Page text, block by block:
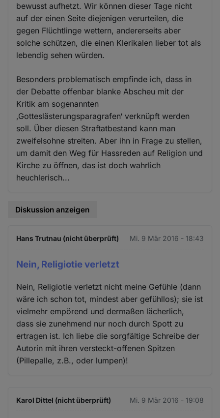
bewusst aufhetzt. Wir können dieser Tage nicht
auf der einen Seite diejenigen verurteilen, die
gegen Flüchtlinge wettern, andererseits aber
solche schützen, die einen Klerikalen lieber tot als
lebendig sehen würden.
Besonders problematisch empfinde ich, dass in
der Debatte offenbar blanke Abscheu mit der
Kritik am sogenannten
‚Gotteslästerungsparagrafen‘ verknüpft werden
soll. Über diesen Straftatbestand kann man
zweifelsohne streiten. Aber ihn in Frage zu stellen,
um damit den Weg für Hassreden auf Religion und
Kirche zu öffnen, das ist doch wahrlich
heuchlerisch...
Diskussion anzeigen
Hans Trutnau (nicht überprüft) Mi. 9 Mär 2016 - 18:43
Nein, Religiotie verletzt
Nein, Religiotie verletzt nicht meine Gefühle (dann
wäre ich schon tot, mindest aber gefühllos); sie ist
vielmehr empörend und dermaßen lächerlich,
dass sie zunehmend nur noch durch Spott zu
ertragen ist. Ich liebe die sorgfältige Schreibe der
Autorin mit ihren versteckt-offenen Spitzen
(Pillepalle, z.B., oder lumpen)!
Karol Dittel (nicht überprüft) Mi. 9 Mär 2016 - 19:08